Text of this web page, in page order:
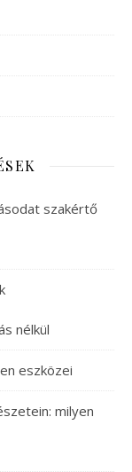
szakértő
nélkül
eszközei
milyen